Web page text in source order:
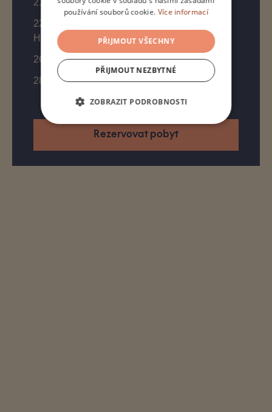
22. 8. | Dead Deer bar night & gastro pop up
Honzy Malého
26. 8. | Pilates & wine na terase
28.–29. 8. | Bye, bye summer party
Rezervovat pobyt
používání souborů cookie. Více informací
PŘIJMOUT VŠECHNY
PŘIJMOUT NEZBYTNÉ
ZOBRAZIT PODROBNOSTI